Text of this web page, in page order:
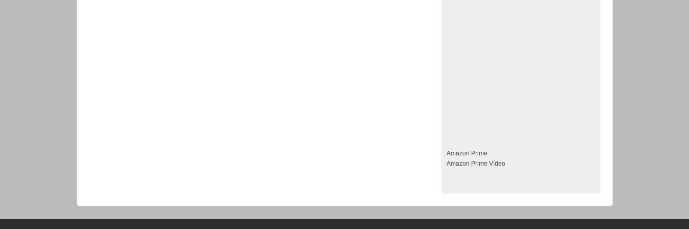
Amazon Prime
Amazon Prime Vídeo